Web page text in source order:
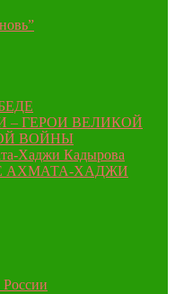
ГЕРОИ ВЕЛИКОЙ
ВОЙНЫ
Хаджи Кадырова
АХМАТА-ХАДЖИ